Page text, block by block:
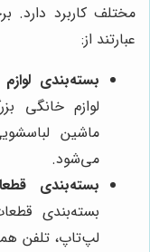
مختلف کاربرد دارد.
عبارتند از:
بسته‌بندی
لوازم خانگی
ماشین
می‌شود.
بسته‌بندی
بسته‌بندی
لپ‌تاپ، تلفن